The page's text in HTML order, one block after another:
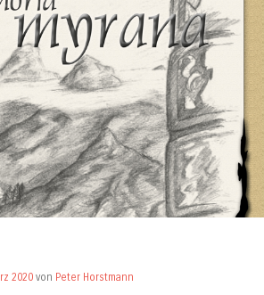
2020 von Peter Horstmann